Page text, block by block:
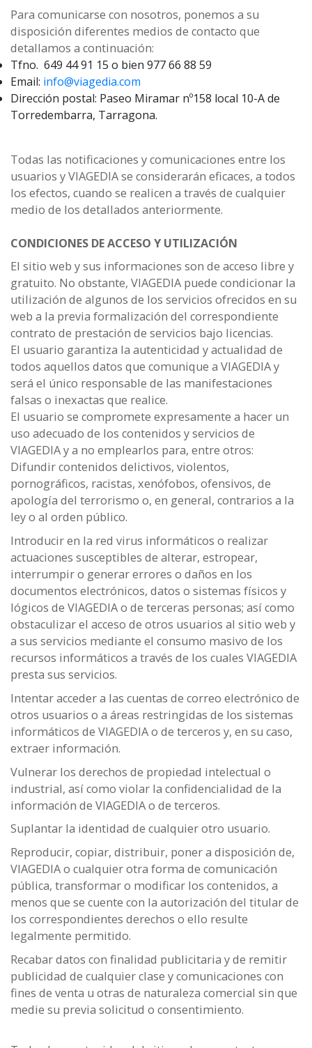
Para comunicarse con nosotros, ponemos a su
disposición diferentes medios de contacto que
detallamos a continuación:
Tfno. 649 44 91 15 o bien 977 66 88 59
Email: info@viagedia.com
Dirección postal: Paseo Miramar nº158 local 10-A de
Torredembarra, Tarragona.
Todas las notificaciones y comunicaciones entre los
usuarios y VIAGEDIA se considerarán eficaces, a todos
los efectos, cuando se realicen a través de cualquier
medio de los detallados anteriormente.
CONDICIONES DE ACCESO Y UTILIZACIÓN
El sitio web y sus informaciones son de acceso libre y
gratuito. No obstante, VIAGEDIA puede condicionar la
utilización de algunos de los servicios ofrecidos en su
web a la previa formalización del correspondiente
contrato de prestación de servicios bajo licencias.
El usuario garantiza la autenticidad y actualidad de
todos aquellos datos que comunique a VIAGEDIA y
será el único responsable de las manifestaciones
falsas o inexactas que realice.
El usuario se compromete expresamente a hacer un
uso adecuado de los contenidos y servicios de
VIAGEDIA y a no emplearlos para, entre otros:
Difundir contenidos delictivos, violentos,
pornográficos, racistas, xenófobos, ofensivos, de
apología del terrorismo o, en general, contrarios a la
ley o al orden público.
Introducir en la red virus informáticos o realizar
actuaciones susceptibles de alterar, estropear,
interrumpir o generar errores o daños en los
documentos electrónicos, datos o sistemas físicos y
lógicos de VIAGEDIA o de terceras personas; así como
obstaculizar el acceso de otros usuarios al sitio web y
a sus servicios mediante el consumo masivo de los
recursos informáticos a través de los cuales VIAGEDIA
presta sus servicios.
Intentar acceder a las cuentas de correo electrónico de
otros usuarios o a áreas restringidas de los sistemas
informáticos de VIAGEDIA o de terceros y, en su caso,
extraer información.
Vulnerar los derechos de propiedad intelectual o
industrial, así como violar la confidencialidad de la
información de VIAGEDIA o de terceros.
Suplantar la identidad de cualquier otro usuario.
Reproducir, copiar, distribuir, poner a disposición de,
VIAGEDIA o cualquier otra forma de comunicación
pública, transformar o modificar los contenidos, a
menos que se cuente con la autorización del titular de
los correspondientes derechos o ello resulte
legalmente permitido.
Recabar datos con finalidad publicitaria y de remitir
publicidad de cualquier clase y comunicaciones con
fines de venta u otras de naturaleza comercial sin que
medie su previa solicitud o consentimiento.